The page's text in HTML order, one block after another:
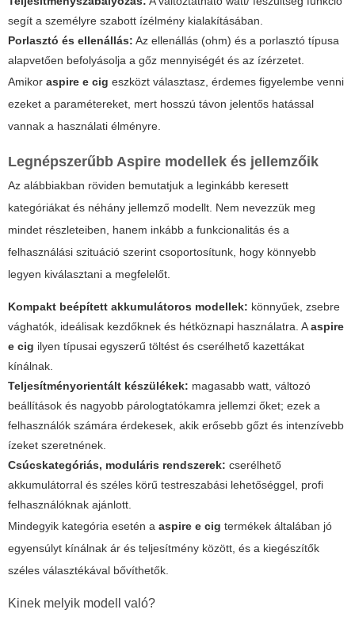
segít a személyre szabott ízélmény kialakításában.
Porlasztó és ellenállás: Az ellenállás (ohm) és a porlasztó típusa
alapvetően befolyásolja a gőz mennyiségét és az ízérzetet.
Amikor aspire e cig eszközt választasz, érdemes figyelembe venni
ezeket a paramétereket, mert hosszú távon jelentős hatással
vannak a használati élményre.
Legnépszerűbb Aspire modellek és jellemzőik
Az alábbiakban röviden bemutatjuk a leginkább keresett
kategóriákat és néhány jellemző modellt. Nem nevezzük meg
mindet részleteiben, hanem inkább a funkcionalitás és a
felhasználási szituáció szerint csoportosítunk, hogy könnyebb
legyen kiválasztani a megfelelőt.
Kompakt beépített akkumulátoros modellek: könnyűek, zsebre
vághatók, ideálisak kezdőknek és hétköznapi használatra. Aaspire
e cig ilyen típusai egyszerű töltést és cserélhető kazettákat
kínálnak.
Teljesítményorientált készülékek: magasabb watt, változó
beállítások és nagyobb párologtatókamra jellemzi őket; ezek a
felhasználók számára érdekesek, akik erősebb gőzt és intenzívebb
ízeket szeretnének.
Csúcskategóriás, moduláris rendszerek: cserélhető
akkumulátorral és széles körű testreszabási lehetőséggel, profi
felhasználóknak ajánlott.
Mindegyik kategória esetén a aspire e cig termékek általában jó
egyensúlyt kínálnak ár és teljesítmény között, és a kiegészítők
széles választékával bővíthetők.
Kinek melyik modell való?